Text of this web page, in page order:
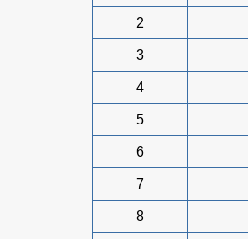
2
3
4
5
6
7
8